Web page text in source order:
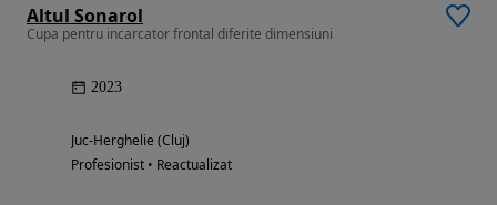
Altul Sonarol
Cupa pentru incarcator frontal diferite dimensiuni
2023
Juc-Herghelie (Cluj)
Profesionist • Reactualizat